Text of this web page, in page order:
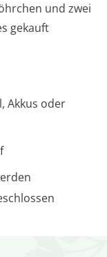
und zwei
gekauft
Akkus oder